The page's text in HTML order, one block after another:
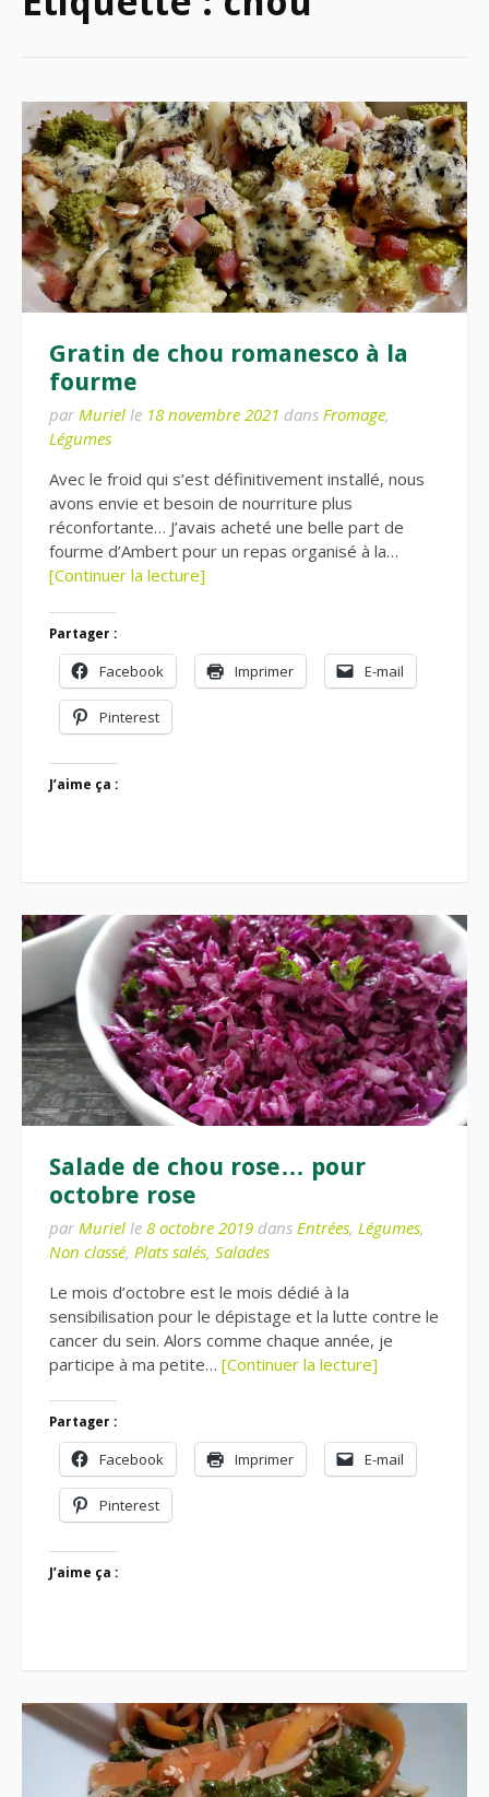
Gratin de chou romanesco à la
fourme
par Muriel le 18 novembre 2021 dans Fromage,
Légumes
Avec le froid qui s’est définitivement installé, nous
avons envie et besoin de nourriture plus
réconfortante… J’avais acheté une belle part de
fourme d’Ambert pour un repas organisé à la…
[Continuer la lecture]
Partager :
Facebook Imprimer E-mail
Pinterest
J’aime ça :
Salade de chou rose… pour
octobre rose
par Muriel le 8 octobre 2019 dans Entrées, Légumes,
Non classé, Plats salés, Salades
Le mois d’octobre est le mois dédié à la
sensibilisation pour le dépistage et la lutte contre le
cancer du sein. Alors comme chaque année, je
participe à ma petite… [Continuer la lecture]
Partager :
Facebook Imprimer E-mail
Pinterest
J’aime ça :